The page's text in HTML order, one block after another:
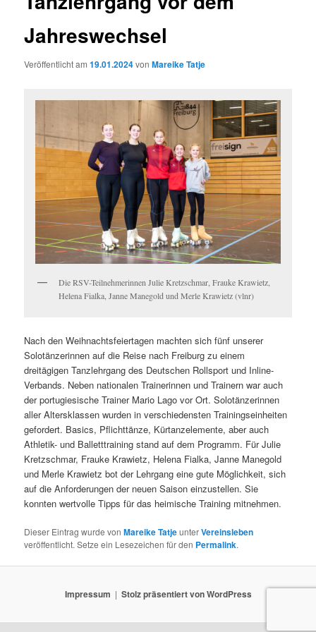
Jahreswechsel
Veröffentlicht am19.01.2024vonMareike Tatje
Die RSV-Teilnehmerinnen Julie Kretzschmar, Frauke Krawietz,
Helena Fialka, Janne Manegold und Merle Krawietz (vlnr)
Nach den Weihnachtsfeiertagen machten sich fünf unserer
Solotänzerinnen auf die Reise nach Freiburg zu einem
dreitägigen Tanzlehrgang des Deutschen Rollsport und Inline-
Verbands. Neben nationalen Trainerinnen und Trainern war auch
der portugiesische Trainer Mario Lago vor Ort. Solotänzerinnen
aller Altersklassen wurden in verschiedensten Trainingseinheiten
gefordert. Basics, Pflichttänze, Kürtanzelemente, aber auch
Athletik- und Balletttraining stand auf dem Programm. Für Julie
Kretzschmar, Frauke Krawietz, Helena Fialka, Janne Manegold
und Merle Krawietz bot der Lehrgang eine gute Möglichkeit, sich
auf die Anforderungen der neuen Saison einzustellen. Sie
konnten wertvolle Tipps für das heimische Training mitnehmen.
Dieser Eintrag wurde vonMareike TatjeunterVereinsleben
veröffentlicht. Setze ein Lesezeichen für den Permalink.
Impressum Stolz präsentiert von WordPress